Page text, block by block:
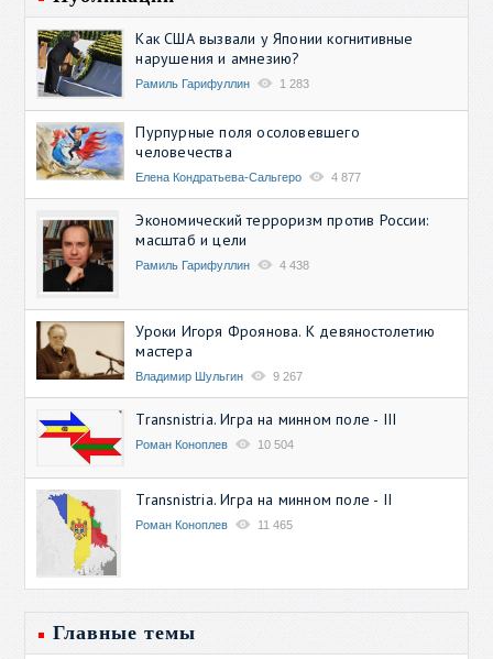
Как США вызвали у Японии когнитивные
нарушения и амнезию?
Рамиль Гарифуллин 1 283
Пурпурные поля осоловевшего
человечества
Елена Кондратьева-Сальгеро 4 877
Экономический терроризм против России:
масштаб и цели
Рамиль Гарифуллин 4 438
Уроки Игоря Фроянова. К девяностолетию
мастера
Владимир Шульгин 9 267
Transnistria. Игра на минном поле - III
Роман Коноплев 10 504
Transnistria. Игра на минном поле - II
Роман Коноплев 11 465
Главные темы